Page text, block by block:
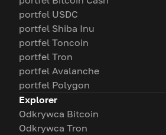
portfel USDC
portfel Shiba Inu
portfel Toncoin
portfel Tron
portfel Avalanche
portfel Polygon
Explorer
Odkrywca Bitcoin
Odkrywca Tron